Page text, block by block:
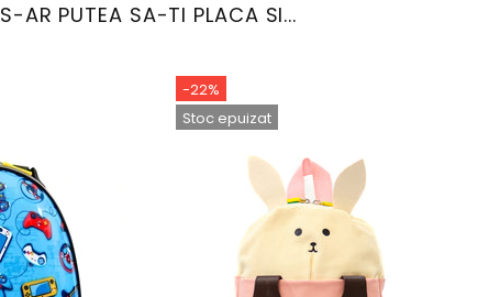
S-AR PUTEA SA-TI PLACA SI...
-22%
Stoc epuizat